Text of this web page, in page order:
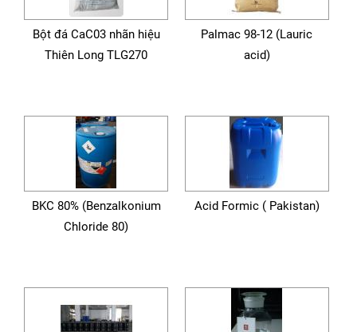
Bột đá CaC03 nhãn hiệu
Thiên Long TLG270
Palmac 98-12 (Lauric
acid)
BKC 80% (Benzalkonium
Chloride 80)
Acid Formic ( Pakistan)